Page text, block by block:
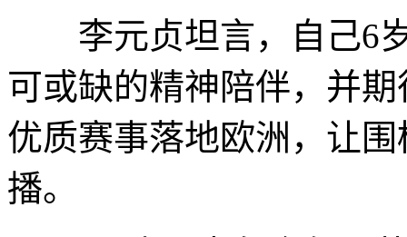
李元贞坦言，自己6岁
可或缺的精神陪伴，并
优质赛事落地欧洲，让
播。